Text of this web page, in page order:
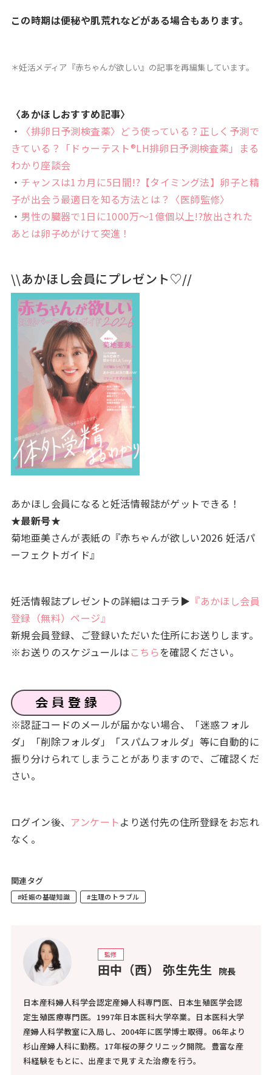
この時期は便秘や肌荒れなどがある場合もあります。
＊妊活メディア『赤ちゃんが欲しい』の記事を再編集しています。
〈あかほしおすすめ記事〉
・
〈排卵日予測検査薬〉どう使っている？正しく予測で
きている？「ドゥーテスト®LH排卵日予測検査薬」まる
わかり座談会
・ チャンスは1カ月に5日間!?【タイミング法】卵子と精
子が出会う最適日を知る方法とは？〈医師監修〉
・ 男性の臓器で1日に1000万〜1億個以上!?放出された
あとは卵子めがけて突進！
\\あかほし会員にプレゼント♡//
あかほし会員になると妊活情報誌がゲットできる！
★最新号★
菊地亜美さんが表紙の『赤ちゃんが欲しい2026 妊活パ
ーフェクトガイド』
妊活情報誌プレゼントの詳細はコチラ▶ 『あかほし会員
登録（無料）ページ』
新規会員登録、ご登録いただいた住所にお送りします。
※お送りのスケジュールは こちらを確認ください。
※認証コードのメールが届かない場合、「迷惑フォル
ダ」「削除フォルダ」「スパムフォルダ」等に自動的に
振り分けられてしまうことがありますので、ご確認くだ
さい。
ログイン後、 アンケートより送付先の住所登録をお忘れ
なく。
関連タグ
#妊娠の基礎知識 #生理のトラブル
監修
田中（西） 弥生先生 院長
日本産科婦人科学会認定産婦人科専門医、日本生殖医学会認
定生殖医療専門医。1997年日本医科大学卒業。日本医科大学
産婦人科学教室に入局し、2004年に医学博士取得。06年より
杉山産婦人科に勤務。17年桜の芽クリニック開院。豊富な産
科経験をもとに、出産まで見すえた治療を行う。